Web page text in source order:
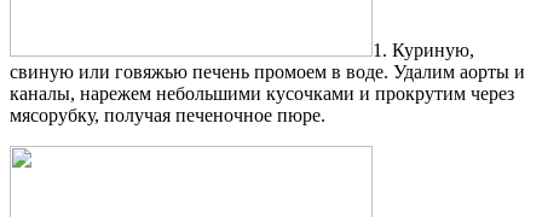
1. Куриную,
свиную или говяжью печень промоем в воде. Удалим аорты и
каналы, нарежем небольшими кусочками и прокрутим через
мясорубку, получая печеночное пюре.